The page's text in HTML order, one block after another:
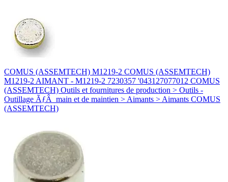
COMUS (ASSEMTECH) M1219-2 COMUS (ASSEMTECH)
M1219-2 AIMANT - M1219-2 7230357 '043127077012 COMUS
(ASSEMTECH) Outils et fournitures de production > Outils -
Outillage ÃƒÂ main et de maintien > Aimants > Aimants COMUS
(ASSEMTECH)